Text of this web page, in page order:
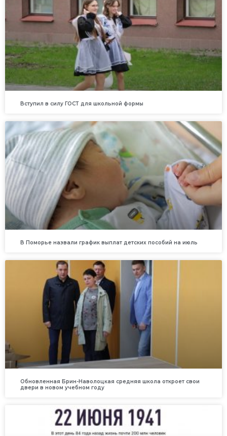
Вступил в силу ГОСТ для школьной формы
В Поморье назвали график выплат детских пособий на июль
Обновленная Брин-Наволоцкая средняя школа откроет свои
двери в новом учебном году